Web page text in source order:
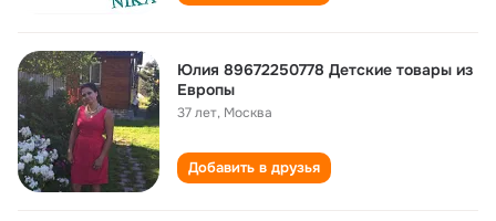
Юлия 89672250778 Детские товары из
Европы
37 лет, Москва
Добавить в друзья